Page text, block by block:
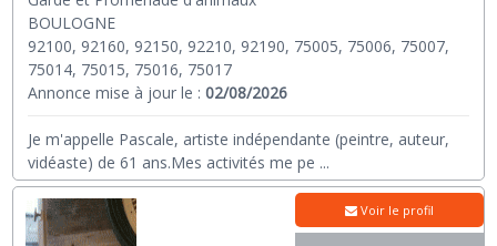
BOULOGNE
92100, 92160, 92150, 92210, 92190, 75005, 75006, 75007,
75014, 75015, 75016, 75017
Annonce mise à jour le :02/08/2026
Je m'appelle Pascale, artiste indépendante (peintre, auteur,
vidéaste) de 61 ans.Mes activités me pe ...
Voir le profil